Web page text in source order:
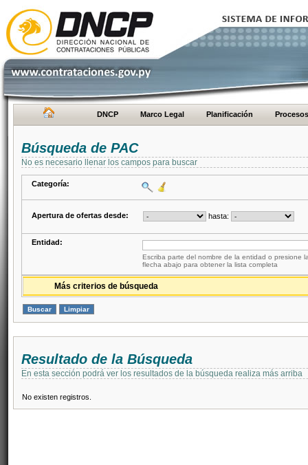
DNCP Marco Legal Planificación Procesos
Búsqueda de PAC
No es necesario llenar los campos para buscar
Categoría:
Apertura de ofertas desde: hasta:
Entidad:
Escriba parte del nombre de la entidad o presione
flecha abajo para obtener la lista completa
Más criterios de búsqueda
Resultado de la Búsqueda
En esta sección podrá ver los resultados de la búsqueda realiza más arriba
No existen registros.